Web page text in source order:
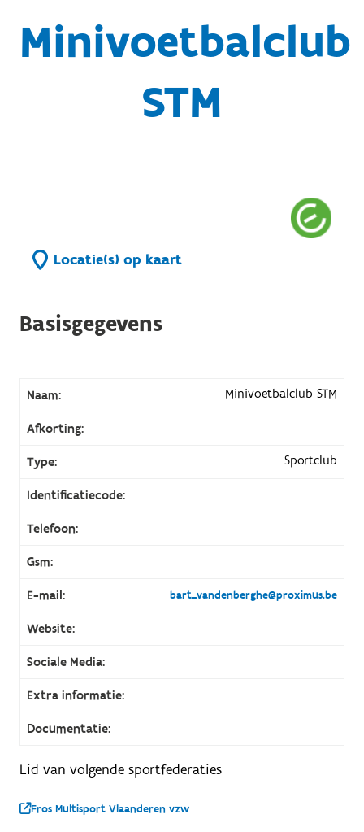
Minivoetbalclub
STM
Locatie(s) op kaart
Basisgegevens
Naam: Minivoetbalclub STM
Afkorting:
Type: Sportclub
Identificatiecode:
Telefoon:
Gsm:
E-mail: bart_vandenberghe@proximus.be
Website:
Sociale Media:
Extra informatie:
Documentatie:
Lid van volgende sportfederaties
Fros Multisport Vlaanderen vzw